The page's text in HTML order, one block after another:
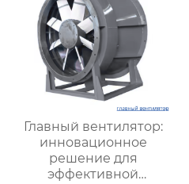
Главный вентилятор:
инновационное
решение для
эффективной